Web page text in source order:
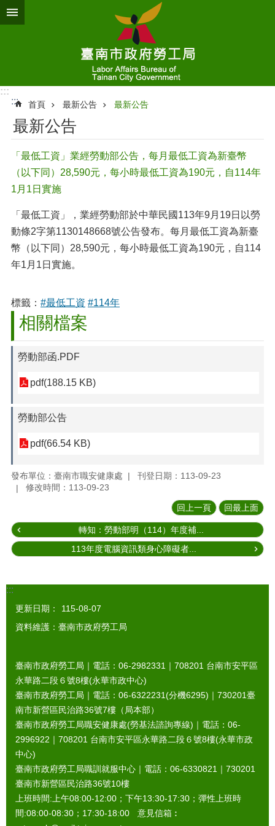
跳到主要內容區塊
:::
:::
首頁 最新公告 最新公告
最新公告
「最低工資」業經勞動部公告，每月最低工資為新臺幣
（以下同）28,590元，每小時最低工資為190元，自114年
1月1日實施
「最低工資」，業經勞動部於中華民國113年9月19日以勞
動條2字第1130148668號公告發布。每月最低工資為新臺
幣（以下同）28,590元，每小時最低工資為190元，自114
年1月1日實施。
標籤： #最低工資 #114年
相關檔案
勞動部函.PDF
pdf(188.15 KB)
勞動部公告
pdf(66.54 KB)
發布單位：臺南市職安健康處
刊登日期：113-09-23
修改時間：113-09-23
回上一頁 回最上面
轉知：勞動部明（114）年度補...
113年度電腦資訊類身心障礙者...
:::
更新日期：
115-08-07
資料維護：臺南市政府勞工局
臺南市政府勞工局｜電話：06-2982331｜ 708201 台南市安平區
永華路二段６號8樓(永華市政中心)
臺南市政府勞工局｜電話：06-6322231(分機6295)｜ 730201臺
南市新營區民治路36號7樓（局本部）
臺南市政府勞工局職安健康處(勞基法諮詢專線)｜電話：06-
2996922｜ 708201 台南市安平區永華路二段６號8樓(永華市政
中心)
臺南市政府勞工局職訓就服中心｜電話：06-6330821｜ 730201
臺南市新營區民治路36號10樓
上班時間:上午08:00-12:00；下午13:30-17:30；彈性上班時
間:08:00-08:30；17:30-18:00 意見信箱︰